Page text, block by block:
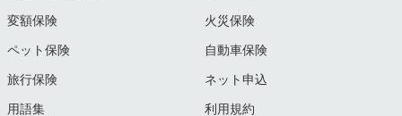
変額保険 火災保険
ペット保険 自動車保険
旅行保険 ネット申込
用語集 利用規約